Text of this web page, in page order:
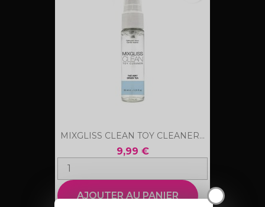
X
MIXGLISS CLEAN TOY CLEANER...
9,99 €
AJOUTER AU PANIER